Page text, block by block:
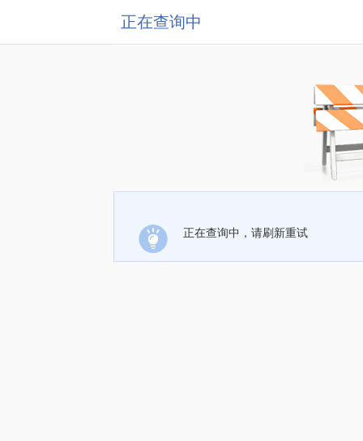
正在查询中
正在查询中，请刷新重试